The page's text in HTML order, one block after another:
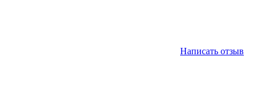
Написать отзыв